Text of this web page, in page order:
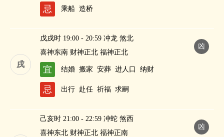
忌 乘船 造桥
戌
凶
戊戌时 19:00 - 20:59 冲龙 煞北
喜神东南 财神正北 福神正北
宜 结婚 搬家 安葬 进人口 纳财
忌 出行 赴任 祈福 求嗣
凶
己亥时 21:00 - 22:59 冲蛇 煞西
喜神东北 财神正北 福神正南